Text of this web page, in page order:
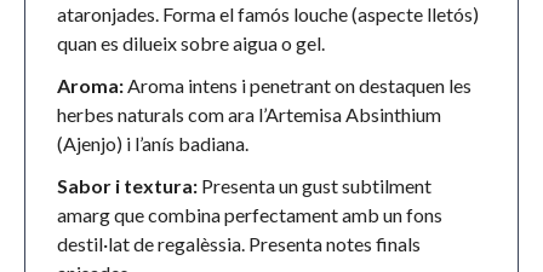
ataronjades. Forma el famós louche (aspecte lletós)
quan es dilueix sobre aigua o gel.
Aroma: Aroma intens i penetrant on destaquen les
herbes naturals com ara l’Artemisa Absinthium
(Ajenjo) i l’anís badiana.
Sabor i textura: Presenta un gust subtilment
amarg que combina perfectament amb un fons
destil·lat de regalèssia. Presenta notes finals